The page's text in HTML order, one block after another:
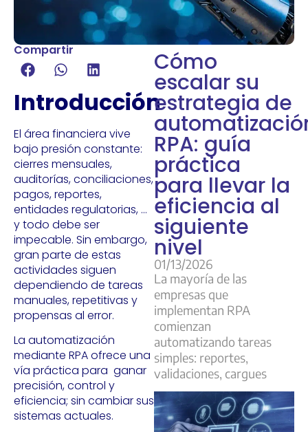
Compartir
Introducción
El área financiera vive
bajo presión constante:
cierres mensuales,
auditorías, conciliaciones,
pagos, reportes,
entidades regulatorias, …
y todo debe ser
impecable. Sin embargo,
gran parte de estas
actividades siguen
dependiendo de tareas
manuales, repetitivas y
propensas al error.
La automatización
mediante RPA ofrece una
vía práctica para ganar
precisión, control y
eficiencia; sin cambiar sus
sistemas actuales.
Cómo
escalar su
estrategia de
RPA: guía
práctica
para llevar la
eficiencia al
siguiente
nivel
01/13/2026
La mayoría de las
empresas que
implementan RPA
comienzan
automatizando tareas
simples: reportes,
validaciones, cargues